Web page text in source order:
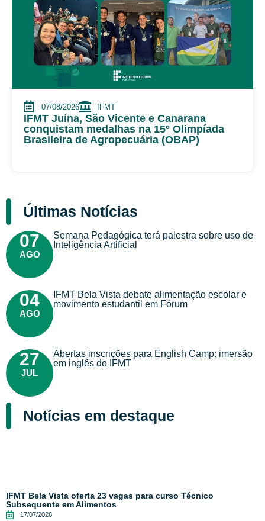
07/08/2026 IFMT
IFMT Juína, São Vicente e Canarana
conquistam medalhas na 15º Olimpíada
Brasileira de Agropecuária (OBAP)
Últimas Notícias
07
AGO
Semana Pedagógica terá palestra sobre uso de
Inteligência Artificial
04
AGO
IFMT Bela Vista debate alimentação escolar e
movimento estudantil em Fórum
27
JUL
Abertas inscrições para English Camp: imersão
em inglês do IFMT
Notícias em destaque
IFMT Bela Vista oferta 23 vagas para curso Técnico
Subsequente em Alimentos
17/07/2026